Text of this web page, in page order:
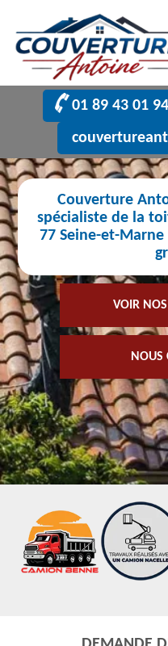
01 89 43 01 94
Couverture
spécialiste de la
77 Seine-et-
VOIR
NOUS